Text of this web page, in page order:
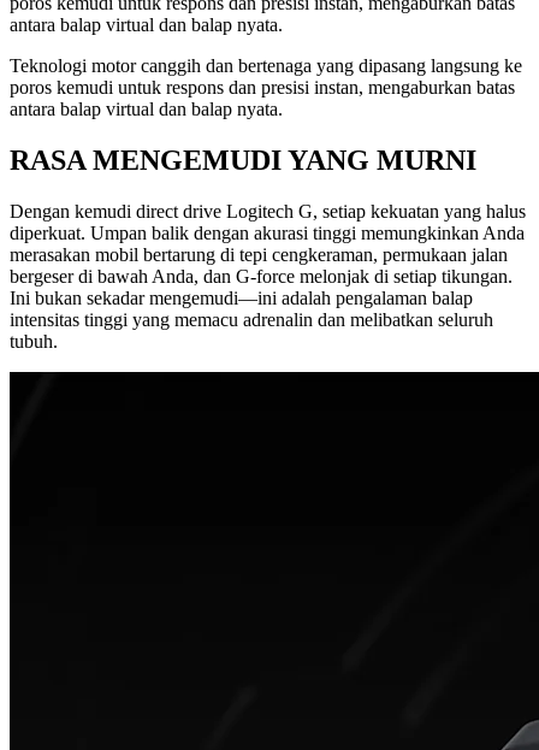
antara balap virtual dan balap nyata.
Teknologi motor canggih dan bertenaga yang dipasang langsung ke
poros kemudi untuk respons dan presisi instan, mengaburkan batas
antara balap virtual dan balap nyata.
RASA MENGEMUDI YANG MURNI
Dengan kemudi direct drive Logitech G, setiap kekuatan yang halus
diperkuat. Umpan balik dengan akurasi tinggi memungkinkan Anda
merasakan mobil bertarung di tepi cengkeraman, permukaan jalan
bergeser di bawah Anda, dan G-force melonjak di setiap tikungan.
Ini bukan sekadar mengemudi—ini adalah pengalaman balap
intensitas tinggi yang memacu adrenalin dan melibatkan seluruh
tubuh.